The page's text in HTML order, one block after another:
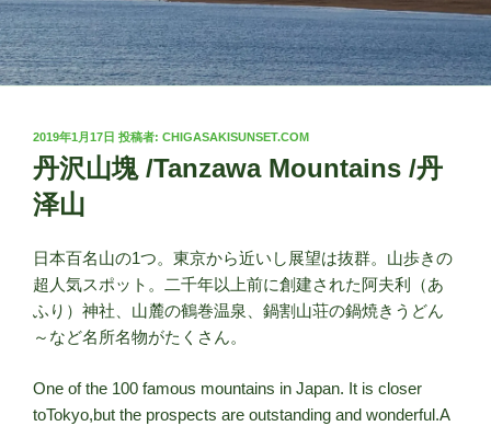
投
稿
日:
2019年1月17日 投稿者: CHIGASAKISUNSET.COM
丹沢山塊 /Tanzawa Mountains /丹
泽山
日本百名山の1つ。東京から近いし展望は抜群。山歩きの
超人気スポット。二千年以上前に創建された阿夫利（あ
ふり）神社、山麓の鶴巻温泉、鍋割山荘の鍋焼きうどん
～など名所名物がたくさん。
One of the 100 famous mountains in Japan. It is closer
toTokyo,but the prospects are outstanding and wonderful.A